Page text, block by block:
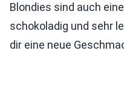
Blondies sind auch
schokoladig und sehr
dir eine neue